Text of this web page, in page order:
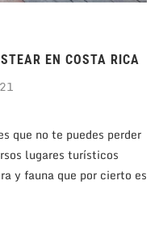
EN COSTA RICA
que no te puedes perder
lugares turísticos
y fauna que por cierto es